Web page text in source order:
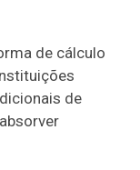
de cálculo
de